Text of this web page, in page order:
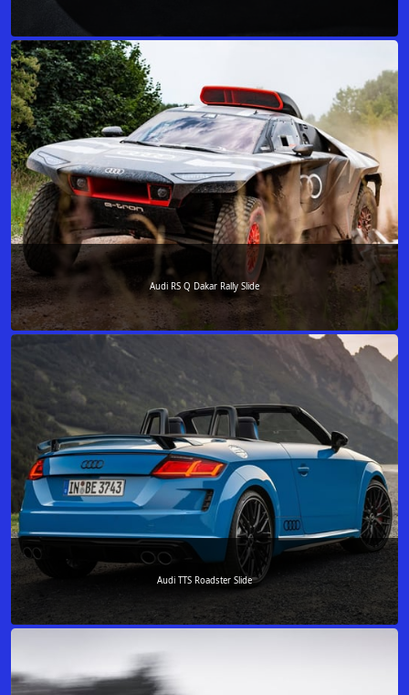
Audi RS Q Dakar Rally Slide
Audi TTS Roadster Slide